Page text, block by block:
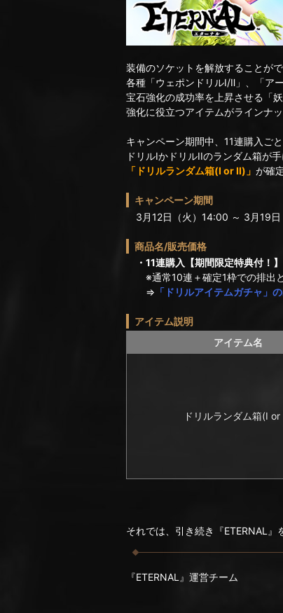
装備のソケットを解放することがで
各種「ウェポンドリルⅠ/Ⅱ」、「ア
宝石強化の成功率を上昇させる「
強化に役立つアイテムがラインナ
キャンペーン期間中、11連購入ご
ドリルIかドリルIIのランダム箱が
「ドリルランダム箱(I or II)」 が確
キャンペーン期間
3月12日（火）14:00 ～ 3月19日
商品名/販売価格
・11連購入【期間限定特典付！
※通常10連＋確定1枠での排出と
⇒ 「ドリルアイテムガチャ」
アイテム説明
アイテム名
ドリルランダム箱(I or
それでは、引き続き『ETERNAL』
『ETERNAL』運営チーム